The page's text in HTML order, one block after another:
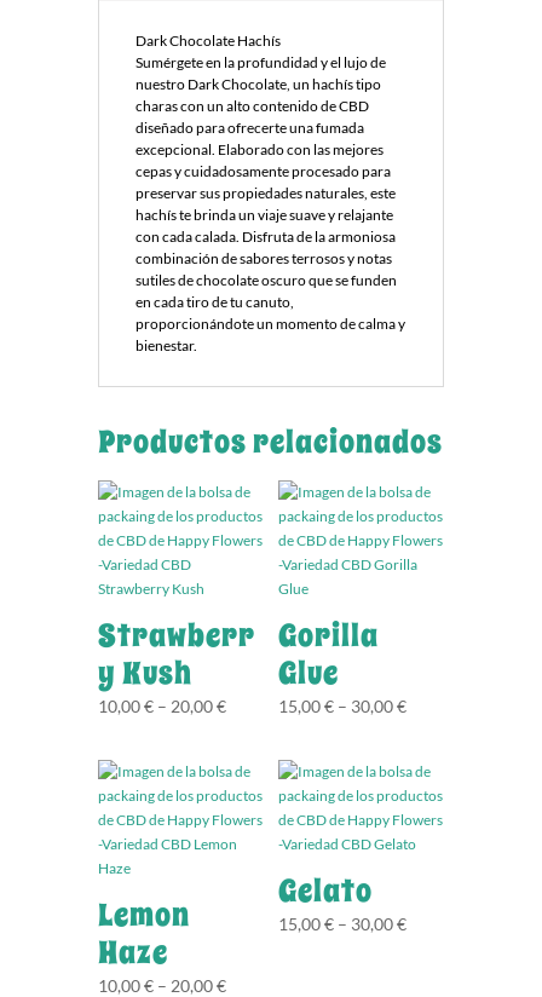
Dark Chocolate Hachís
Sumérgete en la profundidad y el lujo de
nuestro Dark Chocolate, un hachís tipo
charas con un alto contenido de CBD
diseñado para ofrecerte una fumada
excepcional. Elaborado con las mejores
cepas y cuidadosamente procesado para
preservar sus propiedades naturales, este
hachís te brinda un viaje suave y relajante
con cada calada. Disfruta de la armoniosa
combinación de sabores terrosos y notas
sutiles de chocolate oscuro que se funden
en cada tiro de tu canuto,
proporcionándote un momento de calma y
bienestar.
Productos relacionados
Strawberr
y Kush
10,00€– 20,00€
Gorilla
Glue
15,00€– 30,00€
Lemon
Haze
10,00€– 20,00€
Gelato
15,00€– 30,00€